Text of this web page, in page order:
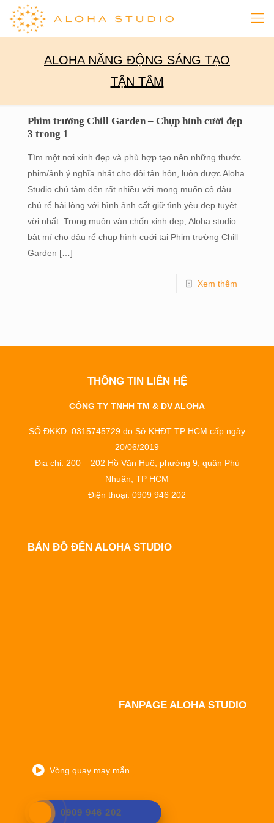
ALOHA NĂNG ĐỘNG SÁNG TẠO
TẬN TÂM
Phim trường Chill Garden – Chụp hình cưới đẹp
3 trong 1
Tìm một nơi xinh đẹp và phù hợp tạo nên những thước
phim/ảnh ý nghĩa nhất cho đôi tân hôn, luôn được Aloha
Studio chú tâm đến rất nhiều với mong muốn cô dâu
chú rể hài lòng với hình ảnh cất giữ tình yêu đẹp tuyệt
vời nhất. Trong muôn vàn chốn xinh đẹp, Aloha studio
bật mí cho dâu rể chụp hình cưới tại Phim trường Chill
Garden […]
Xem thêm
THÔNG TIN LIÊN HỆ
CÔNG TY TNHH TM & DV ALOHA
SỐ ĐKKD: 0315745729 do Sở KHĐT TP HCM cấp ngày
20/06/2019
Địa chỉ: 200 – 202 Hồ Văn Huê, phường 9, quận Phú
Nhuận, TP HCM
Điện thoại: 0909 946 202
BẢN ĐỒ ĐẾN ALOHA STUDIO
FANPAGE ALOHA STUDIO
Vòng quay may mắn
0909 946 202